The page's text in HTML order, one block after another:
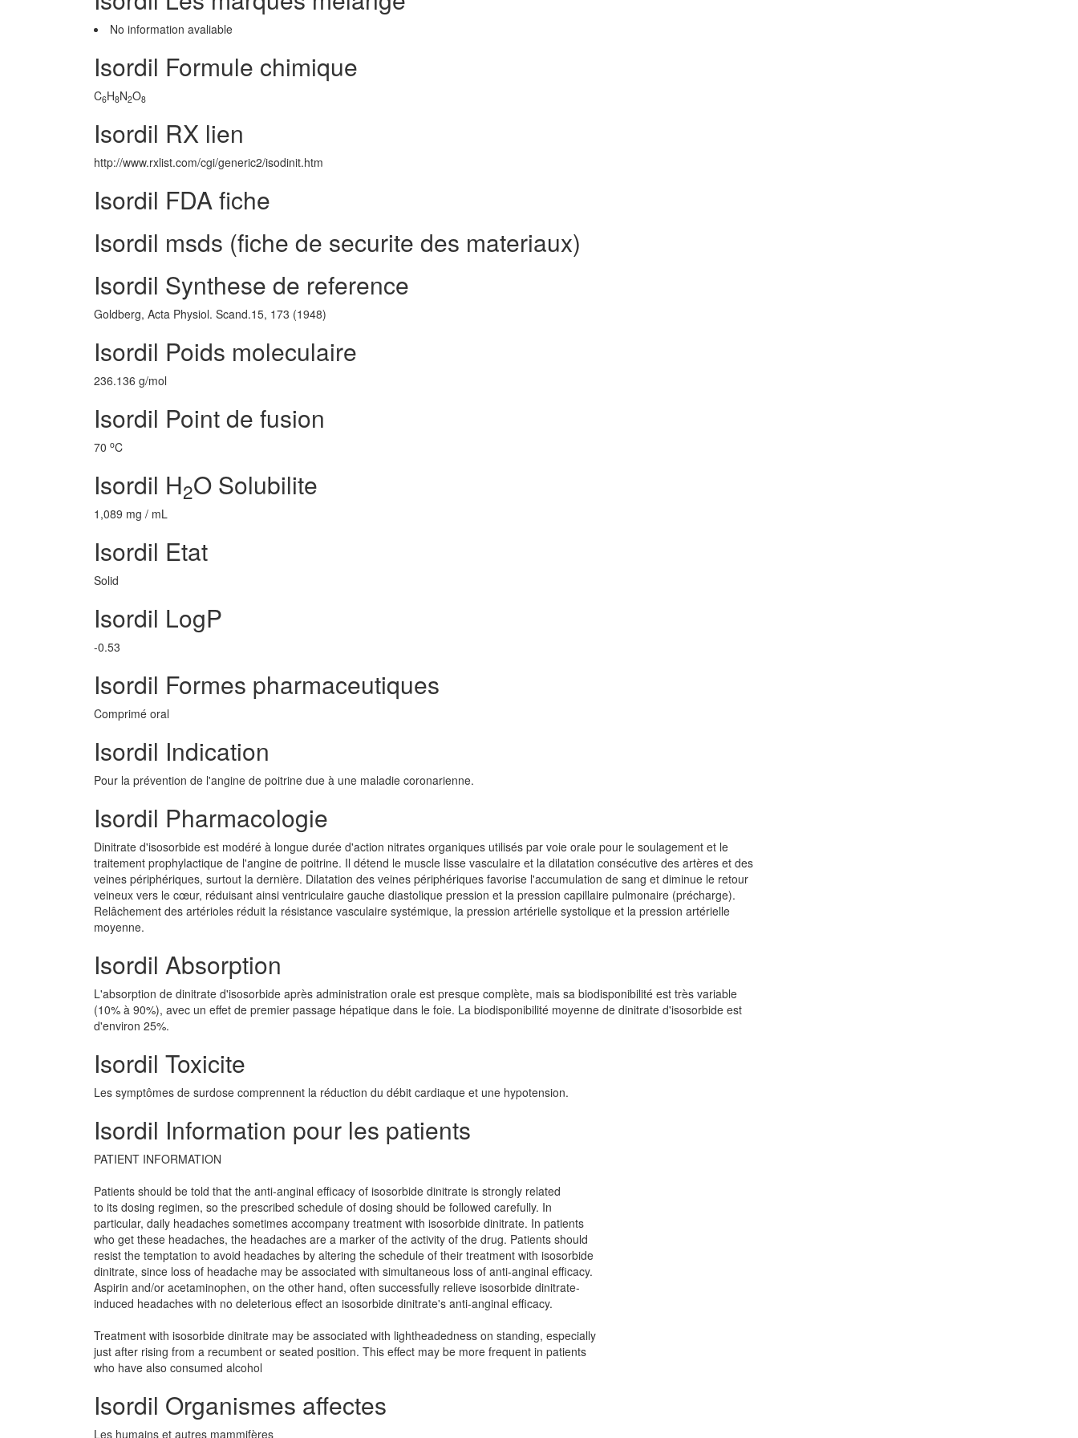
No information avaliable
Isordil Formule chimique
C6H8N2O8
Isordil RX lien
http://www.rxlist.com/cgi/generic2/isodinit.htm
Isordil FDA fiche
Isordil msds (fiche de securite des materiaux)
Isordil Synthese de reference
Goldberg, Acta Physiol. Scand.15, 173 (1948)
Isordil Poids moleculaire
236.136 g/mol
Isordil Point de fusion
70 oC
Isordil H2O Solubilite
1,089 mg / mL
Isordil Etat
Solid
Isordil LogP
-0.53
Isordil Formes pharmaceutiques
Comprimé oral
Isordil Indication
Pour la prévention de l'angine de poitrine due à une maladie coronarienne.
Isordil Pharmacologie
Dinitrate d'isosorbide est modéré à longue durée d'action nitrates organiques utilisés par voie orale pour le soulagement et le
traitement prophylactique de l'angine de poitrine. Il détend le muscle lisse vasculaire et la dilatation consécutive des artères et des
veines périphériques, surtout la dernière. Dilatation des veines périphériques favorise l'accumulation de sang et diminue le retour
veineux vers le cœur, réduisant ainsi ventriculaire gauche diastolique pression et la pression capillaire pulmonaire (précharge).
Relâchement des artérioles réduit la résistance vasculaire systémique, la pression artérielle systolique et la pression artérielle
moyenne.
Isordil Absorption
L'absorption de dinitrate d'isosorbide après administration orale est presque complète, mais sa biodisponibilité est très variable
(10% à 90%), avec un effet de premier passage hépatique dans le foie. La biodisponibilité moyenne de dinitrate d'isosorbide est
d'environ 25%.
Isordil Toxicite
Les symptômes de surdose comprennent la réduction du débit cardiaque et une hypotension.
Isordil Information pour les patients
PATIENT INFORMATION
Patients should be told that the anti-anginal efficacy of isosorbide dinitrate is strongly related
to its dosing regimen, so the prescribed schedule of dosing should be followed carefully. In
particular, daily headaches sometimes accompany treatment with isosorbide dinitrate. In patients
who get these headaches, the headaches are a marker of the activity of the drug. Patients should
resist the temptation to avoid headaches by altering the schedule of their treatment with isosorbide
dinitrate, since loss of headache may be associated with simultaneous loss of anti-anginal efficacy.
Aspirin and/or acetaminophen, on the other hand, often successfully relieve isosorbide dinitrate-
induced headaches with no deleterious effect an isosorbide dinitrate's anti-anginal efficacy.
Treatment with isosorbide dinitrate may be associated with lightheadedness on standing, especially
just after rising from a recumbent or seated position. This effect may be more frequent in patients
who have also consumed alcohol
Isordil Organismes affectes
Les humains et autres mammifères